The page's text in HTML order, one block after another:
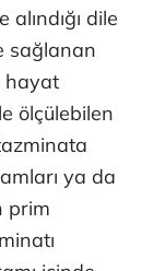
dile
sağlanan
hayat
ölçülebilen
ya da
prim